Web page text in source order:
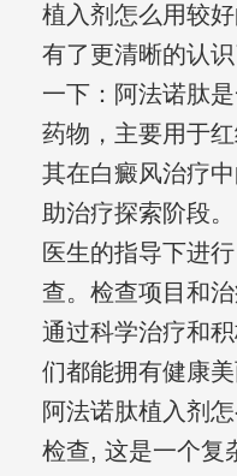
植入剂怎么用较
有了更清晰的认
一下：阿法诺肽
药物，主要用于
其在白癜风治疗
助治疗探索阶段
医生的指导下进
查。检查项目和
通过科学治疗和
们都能拥有健康美
阿法诺肽植入剂
检查, 这是一个复